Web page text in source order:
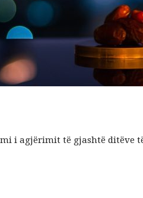
i agjërimit të gjashtë ditëve